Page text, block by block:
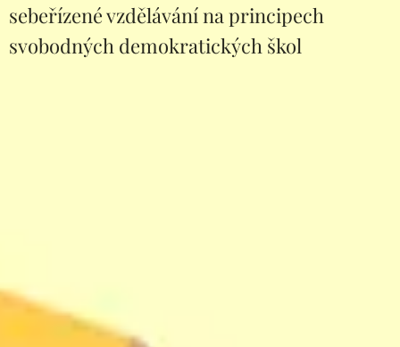
sebeřízené vzdělávání na principech
svobodných demokratických škol